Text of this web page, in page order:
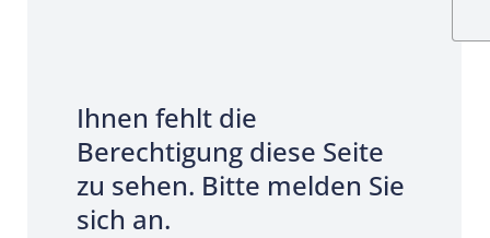
Ihnen fehlt die
Berechtigung diese Seite
zu sehen. Bitte melden Sie
sich an.